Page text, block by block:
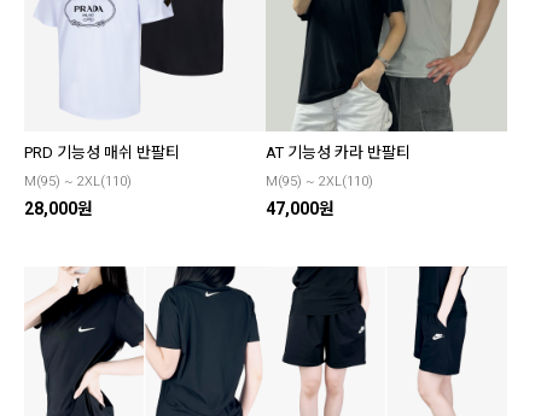
PRD 기능성 매쉬 반팔티
M(95) ~ 2XL(110)
28,000원
AT 기능성 카라 반팔티
M(95) ~ 2XL(110)
47,000원